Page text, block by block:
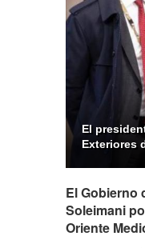
El
Exteriores
El Gobierno
Soleimani
Oriente